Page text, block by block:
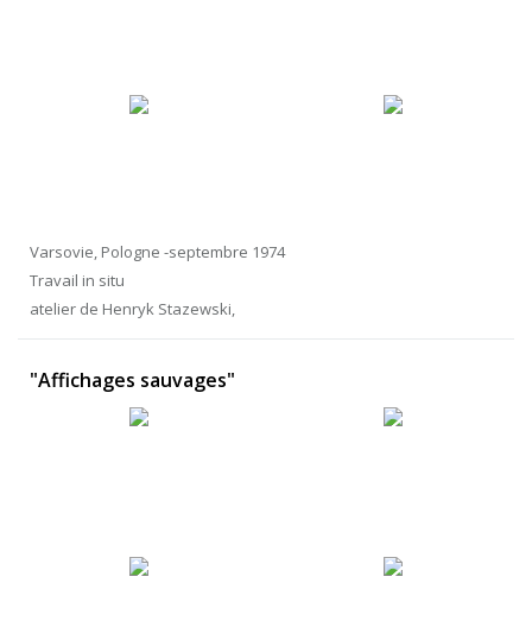
Varsovie, Pologne -septembre 1974
Travail in situ
atelier de Henryk Stazewski,
"Affichages sauvages"